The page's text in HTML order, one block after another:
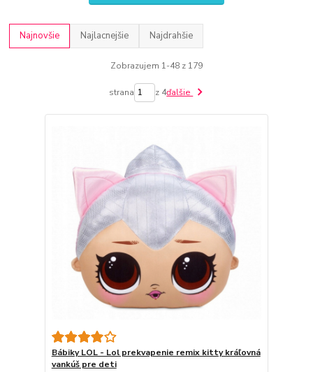
Najnovšie Najlacnejšie Najdrahšie
Zobrazujem 1-48 z 179
strana z 4ďalšie
Bábiky LOL - Lol prekvapenie remix kitty kráľovná
vankúš pre deti